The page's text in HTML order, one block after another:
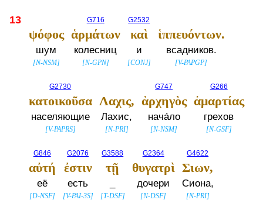
13
ψόφος
шум
[N-NSM]
G716
ἁρμάτων
колесниц
[N-GPN]
G2532
καὶ
и
[CONJ]
ἱππευόντων.
всадников.
[V-PAPGP]
G2730
κατοικοῦσα
населяющие
[V-PAPRS]
Λαχις,
Лахис,
[N-PRI]
G747
ἀρχηγὸς
нача́ло
[N-NSM]
G266
ἁμαρτίας
грехов
[N-GSF]
G846
αὐτή
её
[D-NSF]
G2076
ἐστιν
есть
[V-PAI-3S]
G3588
τῇ
[T-DSF]
G2364
θυγατρὶ
дочери
[N-DSF]
G4622
Σιων,
Сиона,
[N-PRI]